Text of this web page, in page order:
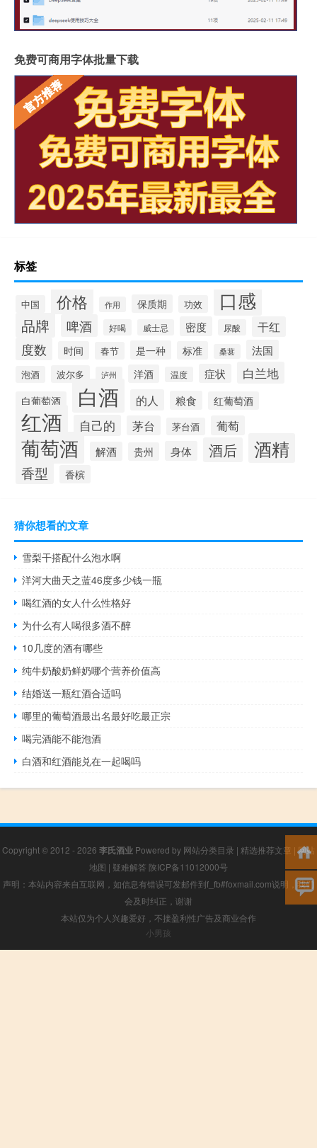
免费可商用字体批量下载
标签
中国 价格 作用 保质期 功效 口感
品牌 啤酒 好喝 威士忌 密度 尿酸 干红
度数 时间 春节 是一种 标准 桑葚 法国
泡酒 波尔多 泸州 洋酒 温度 症状 白兰地
白葡萄酒 白酒 的人 粮食 红葡萄酒
红酒 自己的 茅台 茅台酒 葡萄
葡萄酒 解酒 贵州 身体 酒后 酒精
香型 香槟
猜你想看的文章
雪梨干搭配什么泡水啊
洋河大曲天之蓝46度多少钱一瓶
喝红酒的女人什么性格好
为什么有人喝很多酒不醉
10几度的酒有哪些
纯牛奶酸奶鲜奶哪个营养价值高
结婚送一瓶红酒合适吗
哪里的葡萄酒最出名最好吃最正宗
喝完酒能不能泡酒
白酒和红酒能兑在一起喝吗
Copyright © 2012 - 2026 李氏酒业 Powered by 网站分类目录 | 精选推荐文章 |网站
地图 | 疑难解答 陕ICP备11012000号
声明：本站内容来自互联网，如信息有错误可发邮件到f_fb#foxmail.com说明，我们
会及时纠正，谢谢
本站仅为个人兴趣爱好，不接盈利性广告及商业合作
小男孩